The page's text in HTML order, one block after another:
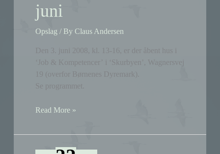
juni
Opslag / ByClaus Andersen
Den 3. juni 2008, kl. 13-16, er der åbent hus i
‘Job & Kompetencer’ i ‘Skurbyen’, Wagnersvej
19 (overfor Børnenes Dyremark).
Se programmet.
Åbent
i
Read More »